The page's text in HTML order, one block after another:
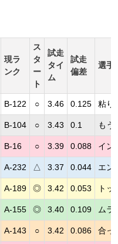
現ラ
ンク
ス
タ
ー
ト
試走
タイ
ム
試走
偏差
選手
B-122 ○ 3.46 0.125 粘り
B-104 ○ 3.43 0.1 もう
B-16 ○ 3.39 0.088 イン
A-232 △ 3.37 0.044 エン
A-189 ◎ 3.42 0.053 ト
A-155 ◎ 3.40 0.109 ムラ
A-143 ○ 3.42 0.086 合っ